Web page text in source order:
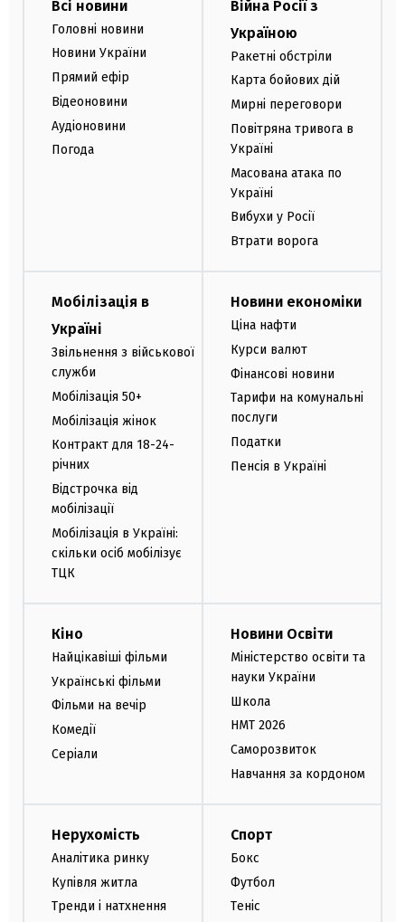
Всі новини
Головні новини
Новини України
Прямий ефір
Відеоновини
Аудіоновини
Погода
Війна Росії з
Україною
Ракетні обстріли
Карта бойових дій
Мирні переговори
Повітряна тривога в
Україні
Масована атака по
Україні
Вибухи у Росії
Втрати ворога
Мобілізація в
Україні
Звільнення з військової
служби
Мобілізація 50+
Мобілізація жінок
Контракт для 18-24-
річних
Відстрочка від
мобілізації
Мобілізація в Україні:
скільки осіб мобілізує
ТЦК
Новини економіки
Ціна нафти
Курси валют
Фінансові новини
Тарифи на комунальні
послуги
Податки
Пенсія в Україні
Кіно
Найцікавіші фільми
Українські фільми
Фільми на вечір
Комедії
Серіали
Новини Освіти
Міністерство освіти та
науки України
Школа
НМТ 2026
Саморозвиток
Навчання за кордоном
Нерухомість
Аналітика ринку
Купівля житла
Тренди і натхнення
Спорт
Бокс
Футбол
Теніс